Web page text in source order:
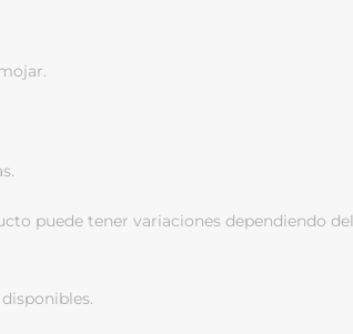
puede tener variaciones dependiendo